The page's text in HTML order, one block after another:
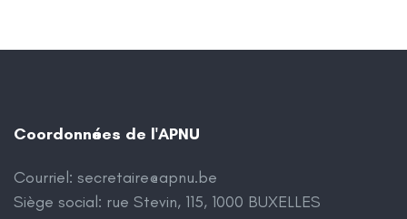
Coordonnées de l'APNU
Courriel: secretaire@apnu.be
Siège social: rue Stevin, 115, 1000 BUXELLES